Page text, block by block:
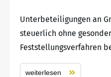
Unterbeteiligungen an
steuerlich ohne
Feststellungsverfahren
weiterlesen